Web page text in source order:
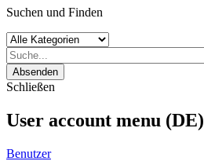
Suchen und Finden
Absenden
Schließen
User account menu (DE)
Benutzer